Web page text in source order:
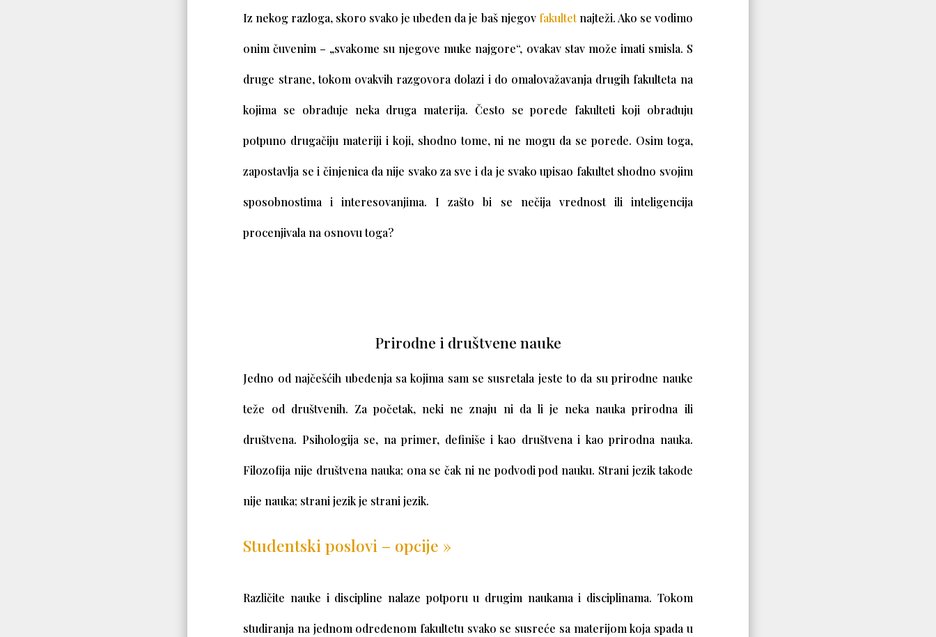
Iz nekog razloga, skoro svako je ubeđen da je baš njegov fakultetnajteži. Ako se vodimo
onim čuvenim – „svakome su njegove muke najgore“, ovakav stav može imati smisla. S
druge strane, tokom ovakvih razgovora dolazi i do omalovažavanja drugih fakulteta na
kojima se obrađuje neka druga materija. Često se porede fakulteti koji obrađuju
potpuno drugačiju materiji i koji, shodno tome, ni ne mogu da se porede. Osim toga,
zapostavlja se i činjenica da nije svako za sve i da je svako upisao fakultet shodno svojim
sposobnostima i interesovanjima. I zašto bi se nečija vrednost ili inteligencija
procenjivala na osnovu toga?
Prirodne i društvene nauke
Jedno od najčešćih ubeđenja sa kojima sam se susretala jeste to da su prirodne nauke
teže od društvenih. Za početak, neki ne znaju ni da li je neka nauka prirodna ili
društvena. Psihologija se, na primer, definiše i kao društvena i kao prirodna nauka.
Filozofija nije društvena nauka; ona se čak ni ne podvodi pod nauku. Strani jezik takođe
nije nauka; strani jezik je strani jezik.
Studentski poslovi – opcije »
Različite nauke i discipline nalaze potporu u drugim naukama i disciplinama. Tokom
studiranja na jednom određenom fakultetu svako se susreće sa materijom koja spada u